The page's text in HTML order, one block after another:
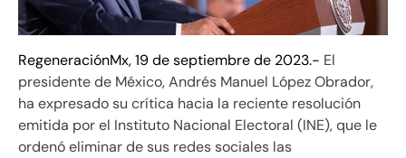
RegeneraciónMx, 19 de septiembre de 2023.- El
presidente de México, Andrés Manuel López Obrador,
ha expresado su crítica hacia la reciente resolución
emitida por el Instituto Nacional Electoral (INE), que le
ordenó eliminar de sus redes sociales las